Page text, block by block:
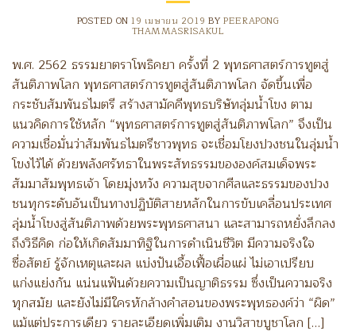
POSTED ON19 เมษายน 2019 BYPEERAPONG
THAMMASRISAKUL
พ.ศ. 2562 ธรรมยาตราโพธิคยา ครั้งที่ 2 พุทธศาสตร์การทูตสู่
สันติภาพโลก พุทธศาสตร์การทูตสู่สันติภาพโลก จัดขึ้นเพื่อ
กระชับสัมพันธไมตรี สร้างสามัคคีพุทธบริษัทลุ่มน้ำโขง ตาม
แนวคิดการใช้หลัก “พุทธศาสตร์การทูตสู่สันติภาพโลก” จึงเป็น
ความเชื่อมั่นว่าสัมพันธไมตรีชาวพุทธ จะเชื่อมโยงปวงชนในลุ่มน้ำ
โขงไว้ได้ ด้วยพลังศรัทธาในพระสัทธรรมขององค์สมเด็จพระ
สัมมาสัมพุทธเจ้า โดยมุ่งหวัง ความสุขจากศีลและธรรมของปวง
ชนทุกระดับอันเป็นทางปฏิบัติสายหลักในการขับเคลื่อนประเทศ
ลุ่มน้ำโขงสู่สันติภาพด้วยพระพุทธศาสนา และสามารถหยั่งลึกลง
ถึงวิธีคิด ก่อให้เกิดสัมมาทิฐิในการดำเนินชีวิต มีความจริงใจ
ซื่อสัตย์ รู้จักเหตุและผล แบ่งปันเอื้อเฟื้อเผื่อแผ่ ไม่เอาเปรียบ
แก่งแย่งกัน แน่นแฟันด้วยความเป็นญาติธรรม ซึ่งเป็นความจริง
ทุกสมัย และยังไม่มีใครหักล้างคำสอนของพระพุทธองค์ว่า “ผิด”
แม้แต่ประการเดียว รายละเอียดเพิ่มเติม งานวิสาขบูชาโลก […]